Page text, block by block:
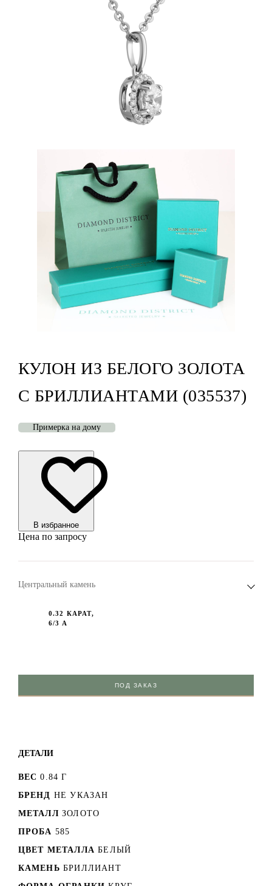
КУЛОН ИЗ БЕЛОГО ЗОЛОТА
С БРИЛЛИАНТАМИ (035537)
Примерка на дому
В избранноe
Цена по запросу
Центральный камень
0.32 КАРАТ,
6/3 А
ПОД ЗАКАЗ
ДЕТАЛИ
ВЕС 0.84 Г
БРЕНД НЕ УКАЗАН
МЕТАЛЛ ЗОЛОТО
ПРОБА 585
ЦВЕТ МЕТАЛЛА БЕЛЫЙ
КАМЕНЬ БРИЛЛИАНТ